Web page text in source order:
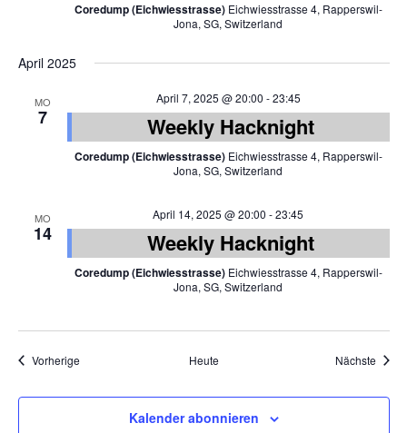
Coredump (Eichwiesstrasse) Eichwiesstrasse 4, Rapperswil-
Jona, SG, Switzerland
April 2025
MO
7
April 7, 2025 @ 20:00 -23:45
Weekly Hacknight
Coredump (Eichwiesstrasse) Eichwiesstrasse 4, Rapperswil-
Jona, SG, Switzerland
MO
14
April 14, 2025 @ 20:00 -23:45
Weekly Hacknight
Coredump (Eichwiesstrasse) Eichwiesstrasse 4, Rapperswil-
Jona, SG, Switzerland
VorherigeVeranstaltungen Heute Nächste
Kalender abonnieren